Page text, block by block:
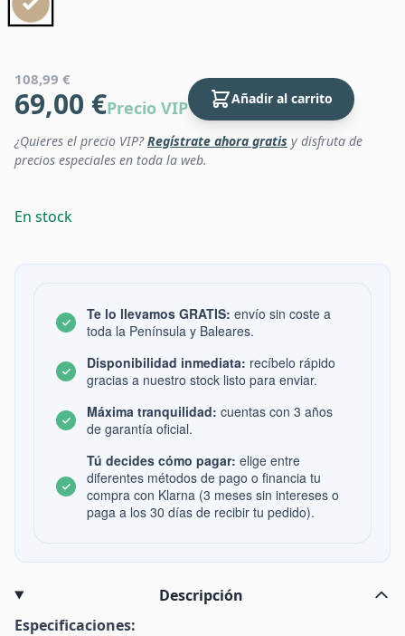
108,99 €
69,00 €Precio VIP Añadir al carrito
¿Quieres el precio VIP?Regístrate ahora gratis y disfruta de
precios especiales en toda la web.
En stock
Te lo llevamos GRATIS: envío sin coste a
toda la Península y Baleares.
Disponibilidad inmediata: recíbelo rápido
gracias a nuestro stock listo para enviar.
Máxima tranquilidad: cuentas con 3 años
de garantía oficial.
Tú decides cómo pagar: elige entre
diferentes métodos de pago o financia tu
compra con Klarna (3 meses sin intereses o
paga a los 30 días de recibir tu pedido).
Descripción
Especificaciones: